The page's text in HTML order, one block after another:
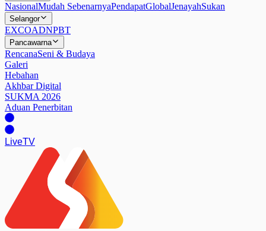
NasionalMudah SebenarnyaPendapatGlobalJenayahSukan
Selangor
EXCOADNPBT
Pancawarna
RencanaSeni & Budaya
Galeri
Hebahan
Akhbar Digital
SUKMA 2026
Aduan Penerbitan
LiveTV